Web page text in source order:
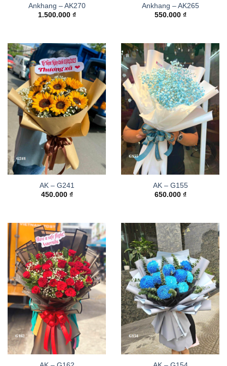
Ankhang – AK270
1.500.000 ₫
Ankhang – AK265
550.000 ₫
AK – G241
450.000 ₫
AK – G155
650.000 ₫